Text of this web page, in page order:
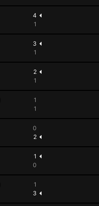
4
1
3
1
2
1
1
1
0
2
1
0
1
3